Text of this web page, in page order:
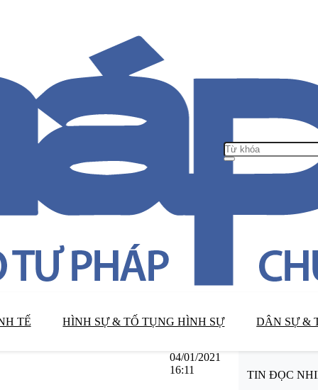
TẾ HÌNH SỰ & TỐ TỤNG HÌNH SỰ DÂN SỰ &
04/01/2021
16:11
TIN ĐỌC